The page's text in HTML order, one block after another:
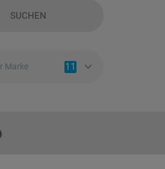
SUCHEN
Marke 11